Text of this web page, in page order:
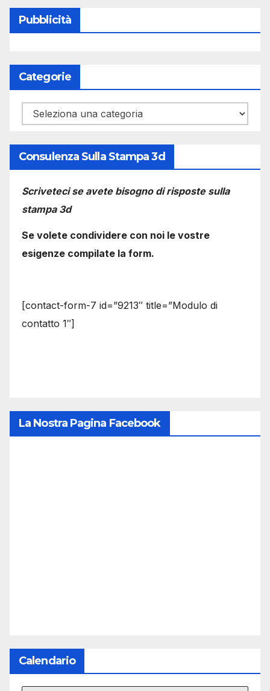
Pubblicità
Categorie
Categorie
Consulenza Sulla Stampa 3d
Scriveteci se avete bisogno di risposte sulla
stampa 3d
Se volete condividere con noi le vostre
esigenze compilate la form.
[contact-form-7 id=”9213″ title=”Modulo di
contatto 1″]
La Nostra Pagina Facebook
Calendario